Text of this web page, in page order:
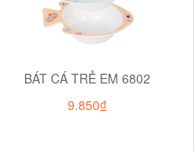
BÁT CÁ TRẺ EM 6802
9.850₫